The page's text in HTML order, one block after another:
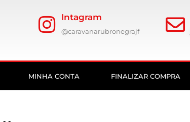
Intagram
@caravanarubronegrajf
MINHA CONTA FINALIZAR COMPRA